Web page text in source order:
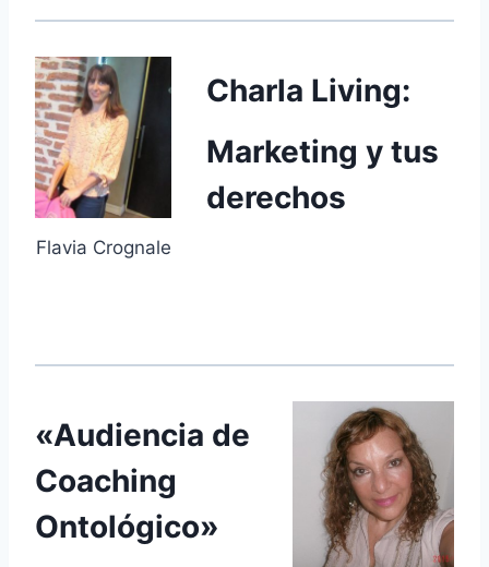
Flavia Crognale
Charla Living:
Marketing y tus
derechos
«Audiencia de
Coaching
Ontológico»